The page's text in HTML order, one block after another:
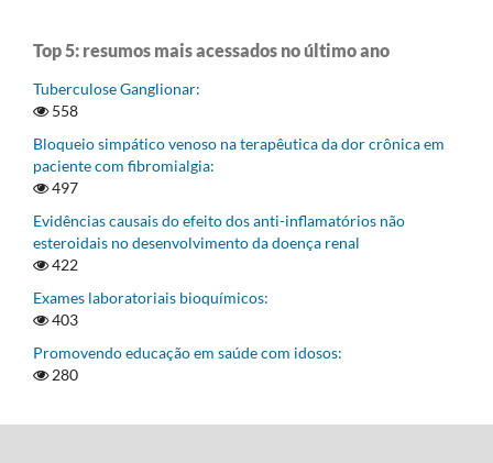
Top 5: resumos mais acessados no último ano
Tuberculose Ganglionar:
558
Bloqueio simpático venoso na terapêutica da dor crônica em
paciente com fibromialgia:
497
Evidências causais do efeito dos anti-inflamatórios não
esteroidais no desenvolvimento da doença renal
422
Exames laboratoriais bioquímicos:
403
Promovendo educação em saúde com idosos:
280